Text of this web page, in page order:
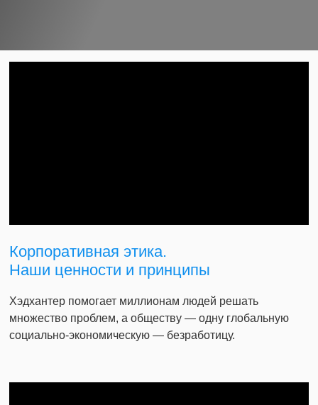
Корпоративная этика.
Наши ценности и принципы
Хэдхантер помогает миллионам людей решать
множество проблем, а обществу — одну глобальную
социально-экономическую — безработицу.